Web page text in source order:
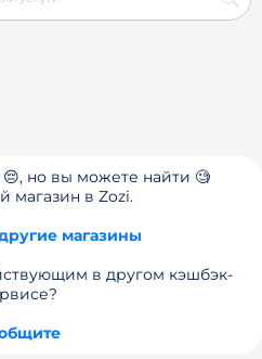
😔, но вы можете найти 🧐
магазин в Zozi.
магазины
в другом кэшбэк-